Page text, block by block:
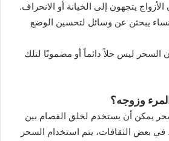
يتجهون إلى الخيانة أو الانحراف.
يبحثن عن وسائل لتحسين الوضع
السحر ليس حلاً دائماً أو مضمونًا لتلك
وزوجه؟
يمكن أن يستخدم لخلق الفصام بين
في بعض الثقافات، يتم استخدام السحر